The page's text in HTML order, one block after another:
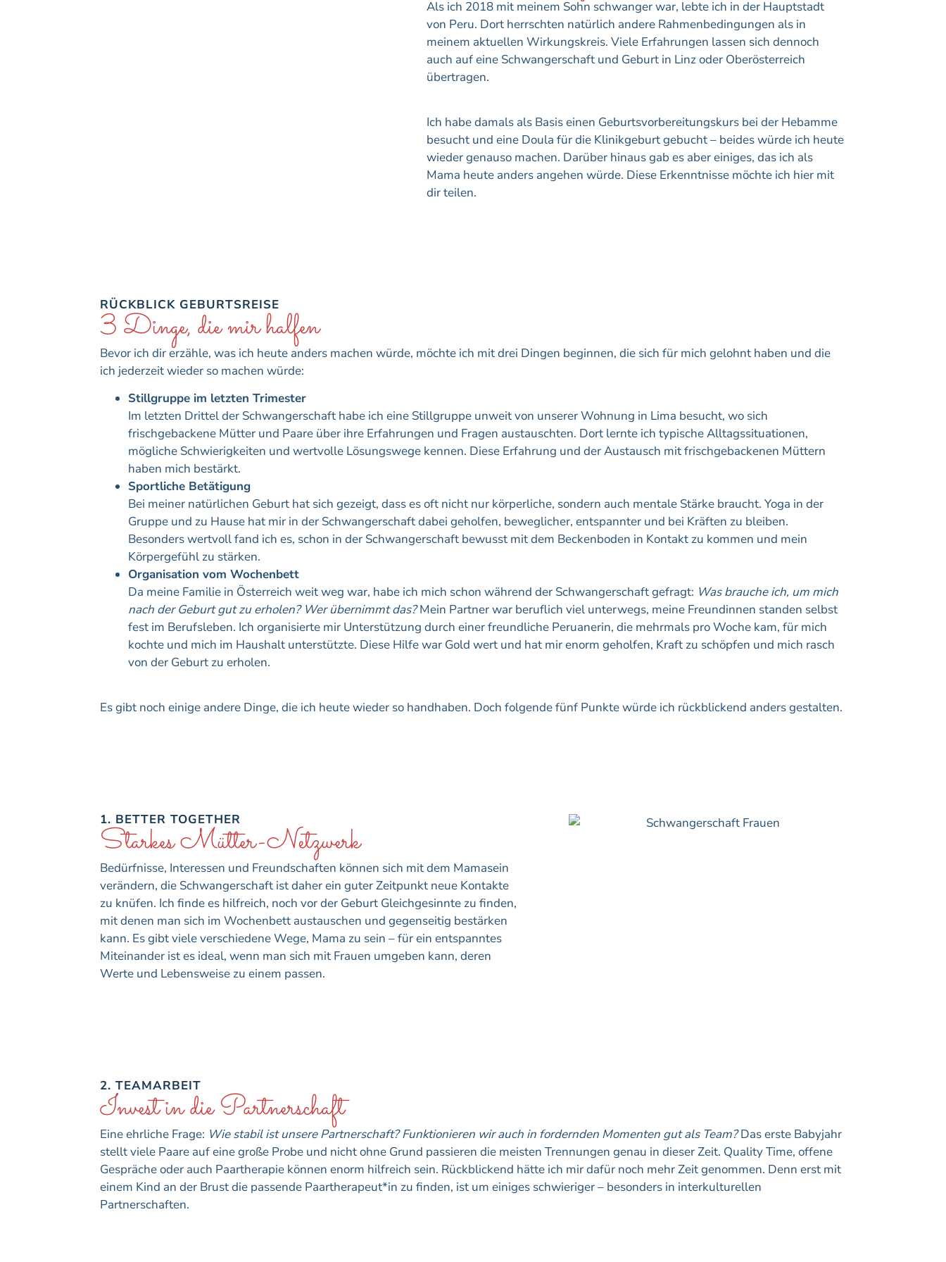
Als ich 2018 mit meinem Sohn schwanger war, lebte ich in der Hauptstadt
von Peru. Dort herrschten natürlich andere Rahmenbedingungen als in
meinem aktuellen Wirkungskreis. Viele Erfahrungen lassen sich dennoch
auch auf eine Schwangerschaft und Geburt in Linz oder Oberösterreich
übertragen.
Ich habe damals als Basis einen Geburtsvorbereitungskurs bei der Hebamme
besucht und eine Doula für die Klinikgeburt gebucht – beides würde ich heute
wieder genauso machen. Darüber hinaus gab es aber einiges, das ich als
Mama heute anders angehen würde. Diese Erkenntnisse möchte ich hier mit
dir teilen.
RÜCKBLICK GEBURTSREISE
3 Dinge, die mir halfen
Bevor ich dir erzähle, was ich heute anders machen würde, möchte ich mit drei Dingen beginnen, die sich für mich gelohnt haben und die
ich jederzeit wieder so machen würde:
Stillgruppe im letzten Trimester
Im letzten Drittel der Schwangerschaft habe ich eine Stillgruppe unweit von unserer Wohnung in Lima besucht, wo sich
frischgebackene Mütter und Paare über ihre Erfahrungen und Fragen austauschten. Dort lernte ich typische Alltagssituationen,
mögliche Schwierigkeiten und wertvolle Lösungswege kennen. Diese Erfahrung und der Austausch mit frischgebackenen Müttern
haben mich bestärkt.
Sportliche Betätigung
Bei meiner natürlichen Geburt hat sich gezeigt, dass es oft nicht nur körperliche, sondern auch mentale Stärke braucht. Yoga in der
Gruppe und zu Hause hat mir in der Schwangerschaft dabei geholfen, beweglicher, entspannter und bei Kräften zu bleiben.
Besonders wertvoll fand ich es, schon in der Schwangerschaft bewusst mit dem Beckenboden in Kontakt zu kommen und mein
Körpergefühl zu stärken.
Organisation vom Wochenbett
Da meine Familie in Österreich weit weg war, habe ich mich schon während der Schwangerschaft gefragt: Was brauche ich, um mich
nach der Geburt gut zu erholen? Wer übernimmt das?Mein Partner war beruflich viel unterwegs, meine Freundinnen standen selbst
fest im Berufsleben. Ich organisierte mir Unterstützung durch einer freundliche Peruanerin, die mehrmals pro Woche kam, für mich
kochte und mich im Haushalt unterstützte. Diese Hilfe war Gold wert und hat mir enorm geholfen, Kraft zu schöpfen und mich rasch
von der Geburt zu erholen.
Es gibt noch einige andere Dinge, die ich heute wieder so handhaben. Doch folgende fünf Punkte würde ich rückblickend anders gestalten.
1. BETTER TOGETHER
Starkes Mütter-Netzwerk
Bedürfnisse, Interessen und Freundschaften können sich mit dem Mamasein
verändern, die Schwangerschaft ist daher ein guter Zeitpunkt neue Kontakte
zu knüfen. Ich finde es hilfreich, noch vor der Geburt Gleichgesinnte zu finden,
mit denen man sich im Wochenbett austauschen und gegenseitig bestärken
kann. Es gibt viele verschiedene Wege, Mama zu sein – für ein entspanntes
Miteinander ist es ideal, wenn man sich mit Frauen umgeben kann, deren
Werte und Lebensweise zu einem passen.
2. TEAMARBEIT
Invest in die Partnerschaft
Eine ehrliche Frage: Wie stabil ist unsere Partnerschaft? Funktionieren wir auch in fordernden Momenten gut als Team?Das erste Babyjahr
stellt viele Paare auf eine große Probe und nicht ohne Grund passieren die meisten Trennungen genau in dieser Zeit. Quality Time, offene
Gespräche oder auch Paartherapie können enorm hilfreich sein. Rückblickend hätte ich mir dafür noch mehr Zeit genommen. Denn erst mit
einem Kind an der Brust die passende Paartherapeut*in zu finden, ist um einiges schwieriger – besonders in interkulturellen
Partnerschaften.